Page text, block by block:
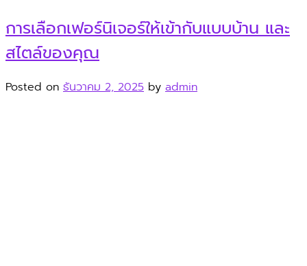
การเลือกเฟอร์นิเจอร์ให้เข้ากับแบบบ้าน และ
สไตล์ของคุณ
Posted on ธันวาคม 2, 2025 by admin